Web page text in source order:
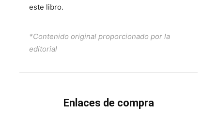
este libro.
*Contenido original proporcionado por la
editorial
Enlaces de compra